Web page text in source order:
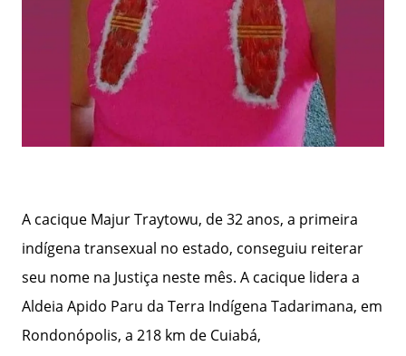
A cacique Majur Traytowu, de 32 anos, a primeira
indígena transexual no estado, conseguiu reiterar
seu nome na Justiça neste mês. A cacique lidera a
Aldeia Apido Paru da Terra Indígena Tadarimana, em
Rondonópolis, a 218 km de Cuiabá,